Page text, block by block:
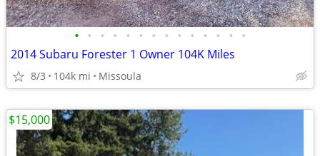
• • • • • • • • • • • • • •
2014 Subaru Forester 1 Owner 104K Miles
8/3 104k mi Missoula
$15,000